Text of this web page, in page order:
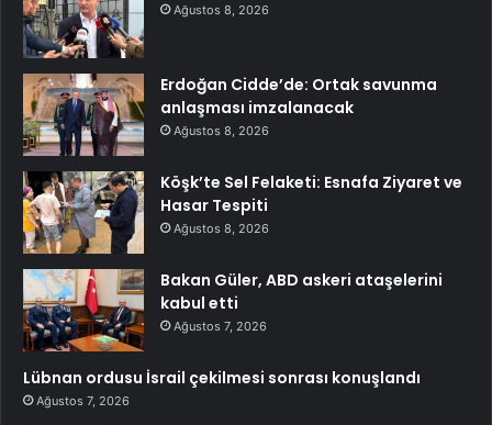
Ağustos 8, 2026
Erdoğan Cidde’de: Ortak savunma
anlaşması imzalanacak
Ağustos 8, 2026
Köşk’te Sel Felaketi: Esnafa Ziyaret ve
Hasar Tespiti
Ağustos 8, 2026
Bakan Güler, ABD askeri ataşelerini
kabul etti
Ağustos 7, 2026
Lübnan ordusu İsrail çekilmesi sonrası konuşlandı
Ağustos 7, 2026